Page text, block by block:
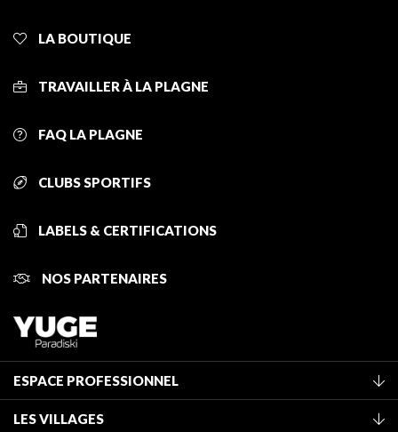
LA BOUTIQUE
TRAVAILLER À LA PLAGNE
FAQ LA PLAGNE
CLUBS SPORTIFS
LABELS & CERTIFICATIONS
NOS PARTENAIRES
ESPACE PROFESSIONNEL
LES VILLAGES